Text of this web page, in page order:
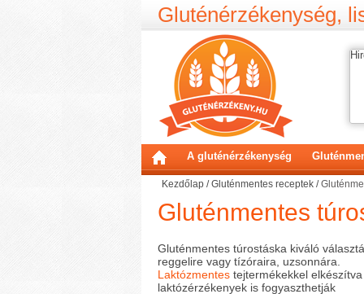
Gluténérzékenység,
A gluténérzékenység
Kezdőlap /Gluténmentes receptek /
Gluténmentes
Gluténmentes túrostáska kiváló
reggelire vagy tízóraira, uzsonnára.
Laktózmentes tejtermékekkel elkészítva
laktózérzékenyek is fogyaszthetják